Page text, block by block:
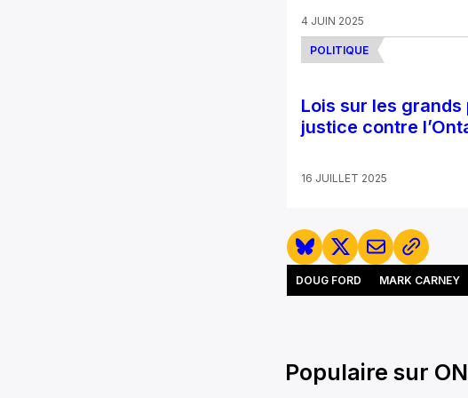
4 JUIN 2025
POLITIQUE
Lois sur les
justice contre
16 JUILLET 2025
DOUG FORD MARK CARNEY
Populaire sur